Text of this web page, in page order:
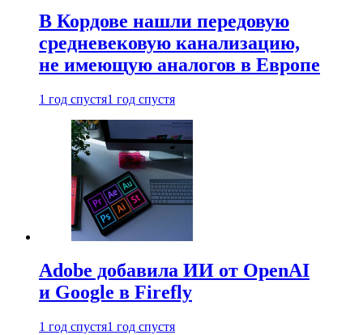
В Кордове нашли передовую
средневековую канализацию,
не имеющую аналогов в Европе
1 год спустя1 год спустя
Adobe добавила ИИ от OpenAI
и Google в Firefly
1 год спустя1 год спустя